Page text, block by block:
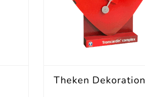
Theken Dekoration